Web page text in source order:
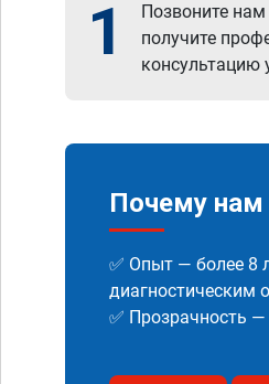
1 Позвоните нам
получите
консультацию
Почему
✅ Опыт — более 8
диагностическим
✅ Прозрачность